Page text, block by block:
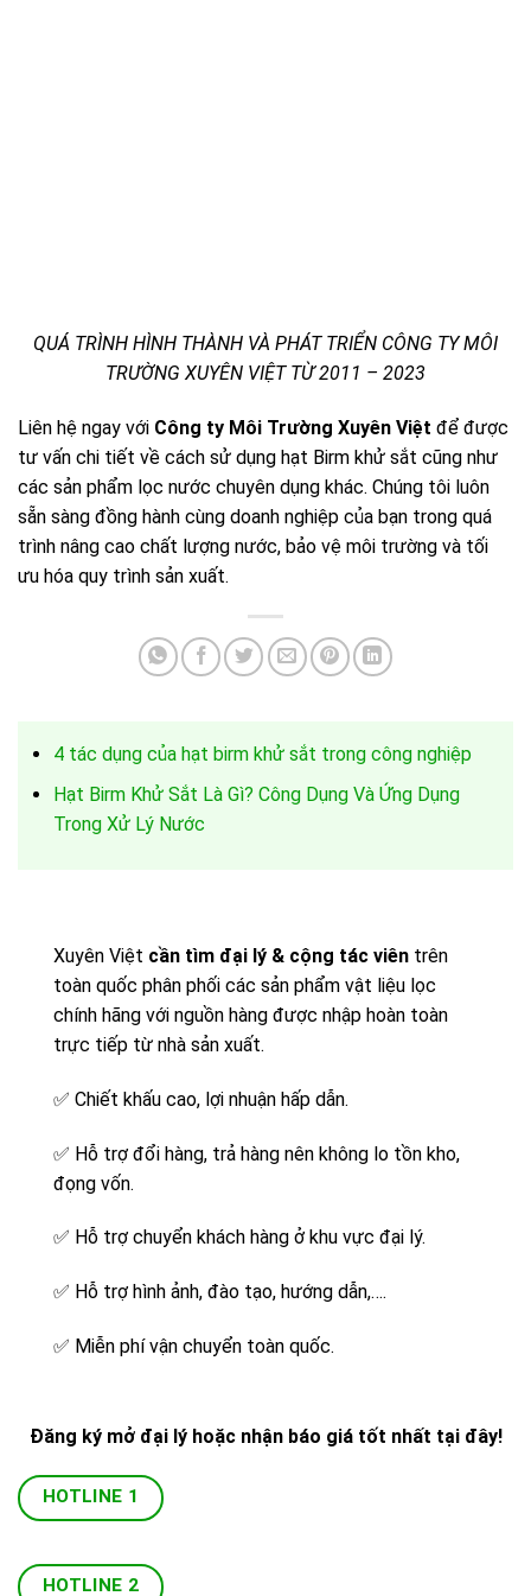
QUÁ TRÌNH HÌNH THÀNH VÀ PHÁT TRIỂN CÔNG TY MÔI
TRƯỜNG XUYÊN VIỆT TỪ 2011 – 2023
Liên hệ ngay với Công ty Môi Trường Xuyên Việt để được
tư vấn chi tiết về cách sử dụng hạt Birm khử sắt cũng như
các sản phẩm lọc nước chuyên dụng khác. Chúng tôi luôn
sẵn sàng đồng hành cùng doanh nghiệp của bạn trong quá
trình nâng cao chất lượng nước, bảo vệ môi trường và tối
ưu hóa quy trình sản xuất.
4 tác dụng của hạt birm khử sắt trong công nghiệp
Hạt Birm Khử Sắt Là Gì? Công Dụng Và Ứng Dụng
Trong Xử Lý Nước
Xuyên Việt cần tìm đại lý & cộng tác viên trên
toàn quốc phân phối các sản phẩm vật liệu lọc
chính hãng với nguồn hàng được nhập hoàn toàn
trực tiếp từ nhà sản xuất.
✅ Chiết khấu cao, lợi nhuận hấp dẫn.
✅ Hỗ trợ đổi hàng, trả hàng nên không lo tồn kho,
đọng vốn.
✅ Hỗ trợ chuyển khách hàng ở khu vực đại lý.
✅ Hỗ trợ hình ảnh, đào tạo, hướng dẫn,….
✅ Miễn phí vận chuyển toàn quốc.
Đăng ký mở đại lý hoặc nhận báo giá tốt nhất tại đây!
HOTLINE 1
HOTLINE 2